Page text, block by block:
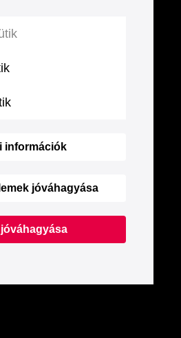
információk
jóváhagyása